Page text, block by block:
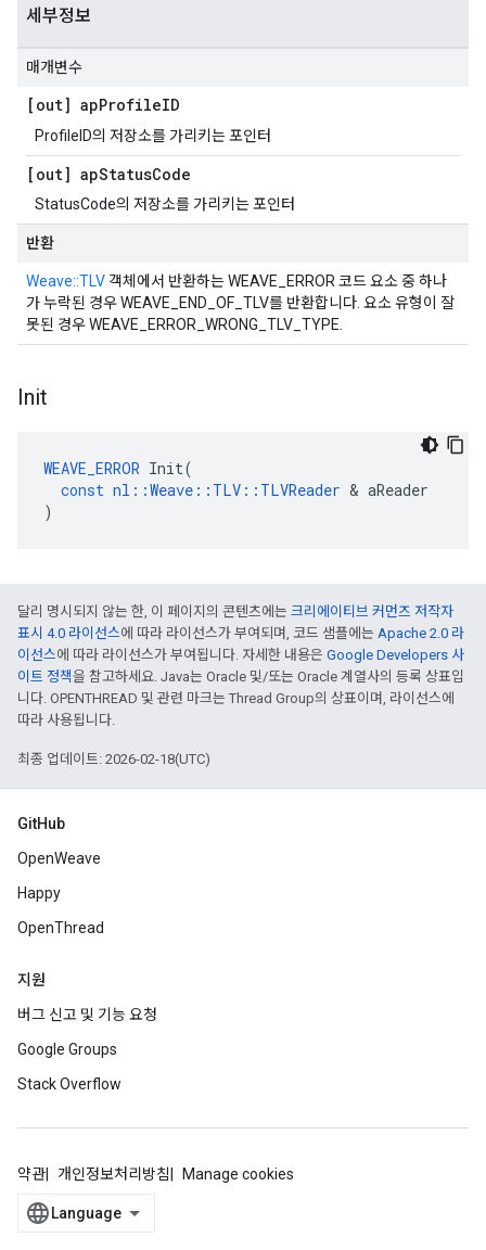
세부정보
매개변수
[out] apProfileID
ProfileID의 저장소를 가리키는 포인터
[out] apStatusCode
StatusCode의 저장소를 가리키는 포인터
반환
Weave::TLV 객체에서 반환하는 WEAVE_ERROR 코드 요소 중 하나
가 누락된 경우 WEAVE_END_OF_TLV를 반환합니다. 요소 유형이 잘
못된 경우 WEAVE_ERROR_WRONG_TLV_TYPE.
Init
WEAVE_ERROR Init(
const nl ::Weave :: TLV :: TLVReader & aReader
)
달리 명시되지 않는 한, 이 페이지의 콘텐츠에는 크리에이티브 커먼즈 저작자
표시 4.0 라이선스에 따라 라이선스가 부여되며, 코드 샘플에는 Apache 2.0 라
이선스에 따라 라이선스가 부여됩니다. 자세한 내용은 Google Developers 사
이트 정책을 참고하세요. Java는 Oracle 및/또는 Oracle 계열사의 등록 상표입
니다. OPENTHREAD 및 관련 마크는 Thread Group의 상표이며, 라이선스에
따라 사용됩니다.
최종 업데이트: 2026-02-18(UTC)
GitHub
OpenWeave
Happy
OpenThread
지원
버그 신고 및 기능 요청
Google Groups
Stack Overflow
약관 개인정보처리방침 Manage cookies